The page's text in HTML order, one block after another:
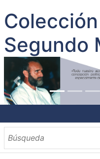
Segundo
INICIO
SOBRE EL AUTOR